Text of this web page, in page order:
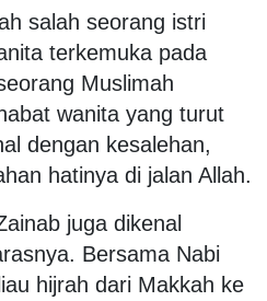
salah seorang istri
terkemuka pada
Muslimah
wanita yang turut
dengan kesalehan,
hatinya di jalan Allah.
juga dikenal
Bersama Nabi
hijrah dari Makkah ke